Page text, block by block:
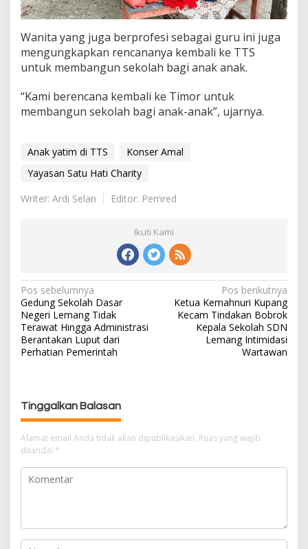
Wanita yang juga berprofesi sebagai guru ini juga
mengungkapkan rencananya kembali ke TTS
untuk membangun sekolah bagi anak anak.
“Kami berencana kembali ke Timor untuk
membangun sekolah bagi anak-anak”, ujarnya.
Anak yatim di TTS
Konser Amal
Yayasan Satu Hati Charity
Writer: Ardi Selan
Editor: Pemred
Ikuti Kami
N
a
v
i
g
p
s
Pos sebelumnya
Gedung Sekolah Dasar
Negeri Lemang Tidak
Terawat Hingga Administrasi
Berantakan Luput dari
Perhatian Pemerintah
Pos berikutnya
Ketua Kemahnuri Kupang
Kecam Tindakan Bobrok
Kepala Sekolah SDN
Lemang Intimidasi
Wartawan
Tinggalkan Balasan
Alamat email Anda tidak akan dipublikasikan. Ruas yang wajib
ditandai *